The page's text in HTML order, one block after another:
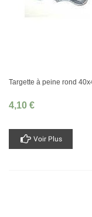
Targette à peine rond
4,10 €
Voir Plus